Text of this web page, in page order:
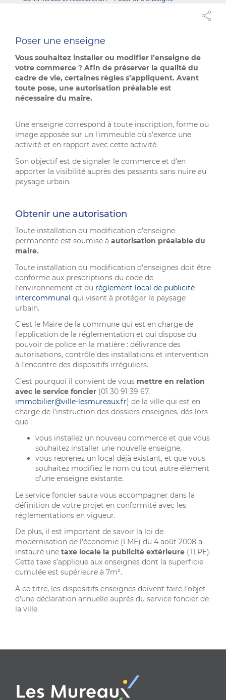
Poser une enseigne
Vous souhaitez installer ou modifier l’enseigne de
votre commerce ? Afin de préserver la qualité du
cadre de vie, certaines règles s’appliquent. Avant
toute pose, une autorisation préalable est
nécessaire du maire.
Une enseigne correspond à toute inscription, forme ou
image apposée sur un l'immeuble où s'exerce une
activité et en rapport avec cette activité.
Son objectif est de signaler le commerce et d’en
apporter la visibilité auprès des passants sans nuire au
paysage urbain.
Obtenir une autorisation
Toute installation ou modification d’enseigne
permanente est soumise à autorisation préalable du
maire.
Toute installation ou modification d’enseignes doit être
conforme aux prescriptions du code de
l’environnement et du règlement local de publicité
intercommunal qui visent à protéger le paysage
urbain.
C’est le Maire de la commune qui est en charge de
l’application de la réglementation et qui dispose du
pouvoir de police en la matière : délivrance des
autorisations, contrôle des installations et intervention
à l’encontre des dispositifs irréguliers.
C’est pourquoi il convient de vous mettre en relation
avec le service foncier (01 30 91 39 67,
immobilier@ville-lesmureaux.fr) de la ville qui est en
charge de l’instruction des dossiers enseignes, dès lors
que :
vous installez un nouveau commerce et que vous
souhaitez installer une nouvelle enseigne,
vous reprenez un local déjà existant, et que vous
souhaitez modifiez le nom ou tout autre élément
d’une enseigne existante.
Le service foncier saura vous accompagner dans la
définition de votre projet en conformité avec les
réglementations en vigueur.
De plus, il est important de savoir la loi de
modernisation de l’économie (LME) du 4 août 2008 a
instauré une taxe locale la publicité extérieure (TLPE).
Cette taxe s’applique aux enseignes dont la superficie
cumulée est supérieure à 7m².
À ce titre, les dispositifs enseignes doivent faire l’objet
d’une déclaration annuelle auprès du service foncier de
la ville.